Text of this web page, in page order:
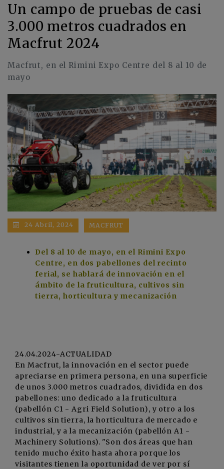
Un campo de pruebas de casi
3.000 metros cuadrados en
Macfrut 2024
Macfrut, en el Rimini Expo Centre del 8 al 10 de
mayo
24 Abril, 2024 MACFRUT
Del 8 al 10 de mayo, en el Rimini Expo
Centre, en dos pabellones del recinto
ferial, se hablará de innovación en el
ámbito de la fruticultura, cultivos sin
tierra, horticultura y mecanización
24.04.2024-ACTUALIDAD
En Macfrut, la innovación en el sector puede
apreciarse en primera persona, en una superficie
de unos 3.000 metros cuadrados, dividida en dos
pabellones: uno dedicado a la fruticultura
(pabellón C1 - Agri Field Solution), y otro a los
cultivos sin tierra, la horticultura de mercado e
industrial, y a la mecanización (pabellón A1 -
Machinery Solutions). "Son dos áreas que han
tenido mucho éxito hasta ahora porque los
visitantes tienen la oportunidad de ver por sí